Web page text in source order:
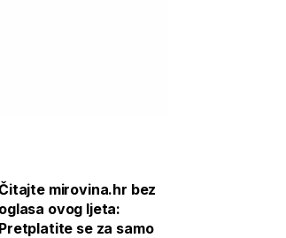
mirovina.hr bez
oglasa ovog ljeta:
Pretplatite se za samo